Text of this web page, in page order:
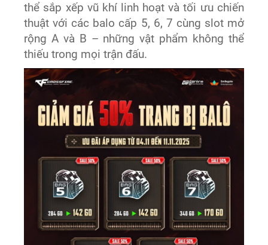
thể sắp xếp vũ khí linh hoạt và tối ưu chiến
thuật với các balo cấp 5, 6, 7 cùng slot mở
rộng A và B – những vật phẩm không thể
thiếu trong mọi trận đấu.